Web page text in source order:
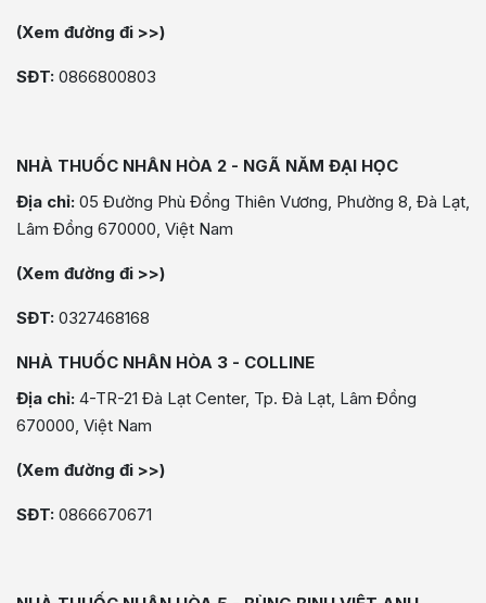
(Xem đường đi >>)
SĐT: 0866800803
NHÀ THUỐC NHÂN HÒA 2 - NGÃ NĂM ĐẠI HỌC
Địa chỉ: 05 Đường Phù Đổng Thiên Vương, Phường 8, Đà Lạt,
Lâm Đồng 670000, Việt Nam
(Xem đường đi >>)
SĐT: 0327468168
NHÀ THUỐC NHÂN HÒA 3 - COLLINE
Địa chỉ: 4-TR-21 Đà Lạt Center, Tp. Đà Lạt, Lâm Đồng
670000, Việt Nam
(Xem đường đi >>)
SĐT: 0866670671